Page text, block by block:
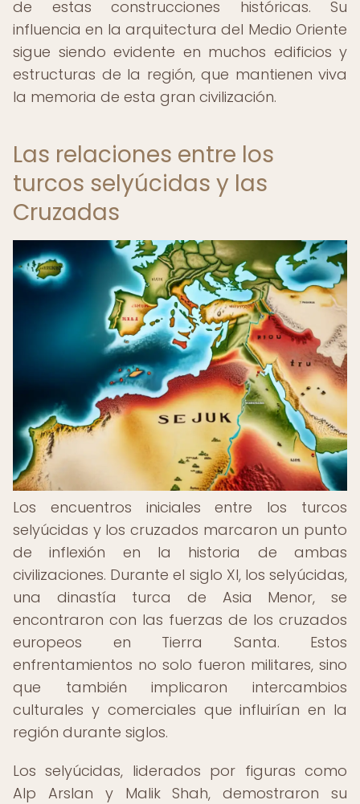
de estas construcciones históricas. Su
influencia en la arquitectura del Medio Oriente
sigue siendo evidente en muchos edificios y
estructuras de la región, que mantienen viva
la memoria de esta gran civilización.
Las relaciones entre los
turcos selyúcidas y las
Cruzadas
Los encuentros iniciales entre los turcos
selyúcidas y los cruzados marcaron un punto
de inflexión en la historia de ambas
civilizaciones. Durante el siglo XI, los selyúcidas,
una dinastía turca de Asia Menor, se
encontraron con las fuerzas de los cruzados
europeos en Tierra Santa. Estos
enfrentamientos no solo fueron militares, sino
que también implicaron intercambios
culturales y comerciales que influirían en la
región durante siglos.
Los selyúcidas, liderados por figuras como
Alp Arslan y Malik Shah, demostraron su